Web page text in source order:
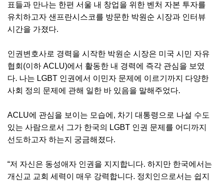
표들과 만나는 한편 서울 내 창업을 위한 벤처 자본 투자를
유치하고자 샌프란시스코를 방문한 박원순 시장과 인터뷰
시간을 가졌다.
인권변호사로 경력을 시작한 박원순 시장은 미국 시민 자유
협회(이하 ACLU)에서 활동한 내 경력에 즉각 관심을 보였
다. 나는 LGBT 인권에서 이민자 문제에 이르기까지 다양한
사회 정의 문제에 관해 일한 바 있음을 말해주었다.
ACLU에 관심을 보이는 모습에, 차기 대통령으로 나설 수도
있는 사람으로서 그가 한국의 LGBT 인권 문제를 어디까지
선도하고자 하는지 궁금해졌다.
“저 자신은 동성애자 인권을 지지합니다. 하지만 한국에서는
개신교 교회 세력이 매우 강력합니다. 정치인으로서는 쉽지